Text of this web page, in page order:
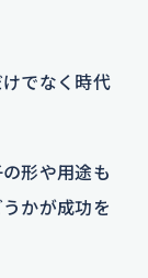
でなく時代
形や用途も
かが成功を